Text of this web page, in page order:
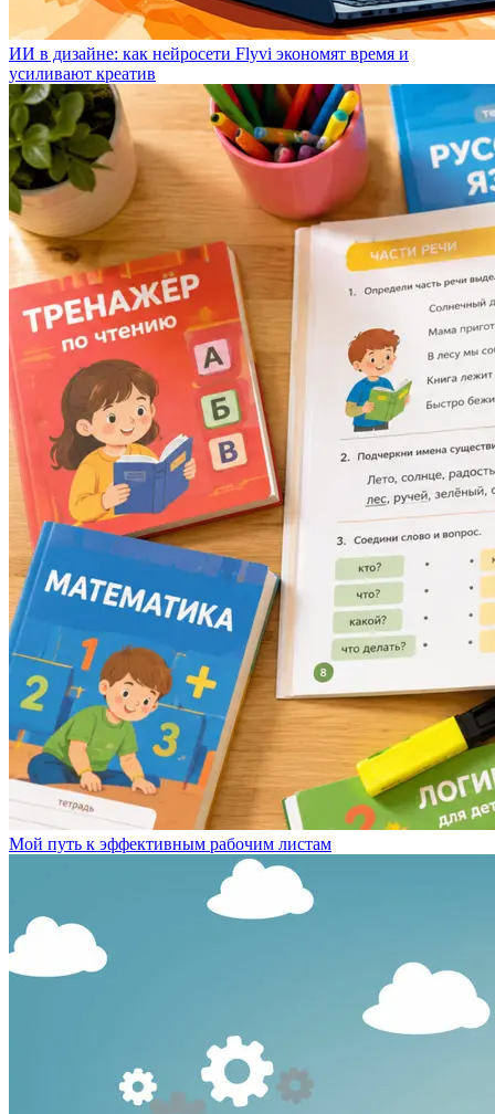
ИИ в дизайне: как нейросети Flyvi экономят время и
усиливают креатив
Мой путь к эффективным рабочим листам